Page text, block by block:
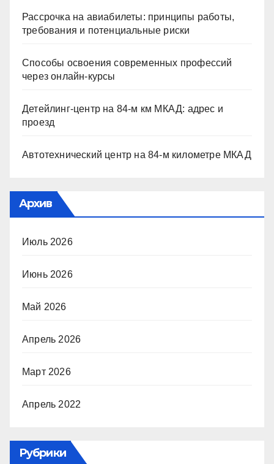
Рассрочка на авиабилеты: принципы работы,
требования и потенциальные риски
Способы освоения современных профессий
через онлайн-курсы
Детейлинг-центр на 84-м км МКАД: адрес и
проезд
Автотехнический центр на 84-м километре МКАД
Архив
Июль 2026
Июнь 2026
Май 2026
Апрель 2026
Март 2026
Апрель 2022
Рубрики